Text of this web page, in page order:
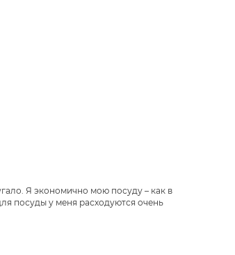
Я экономично мою посуду – как в
посуды у меня расходуются очень